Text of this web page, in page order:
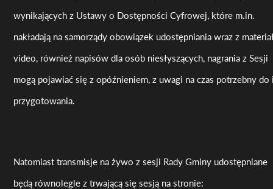
wynikających z Ustawy o Dostępności Cyfrowej, które m.in.
nakładają na samorządy obowiązek udostępniania wraz z
video, również napisów dla osób niesłyszących, nagrania z Sesji
mogą pojawiać się z opóźnieniem, z uwagi na czas potrzebny do
przygotowania.
Natomiast transmisje na żywo z sesji Rady Gminy udostępniane
będą równolegle z trwającą się sesją na stronie: